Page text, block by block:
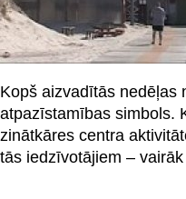
Kopš aizvadītās nedēļas
atpazīstamības simbols.
zinātkāres centra
tās iedzīvotājiem –